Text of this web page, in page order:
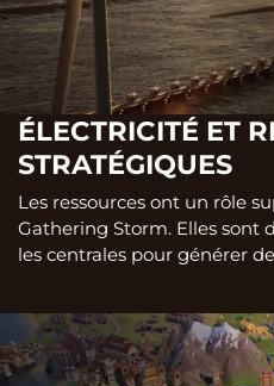
ÉLECTRICITÉ ET
STRATÉGIQUES
Les ressources ont un rôle
Gathering Storm. Elles sont
les centrales pour générer